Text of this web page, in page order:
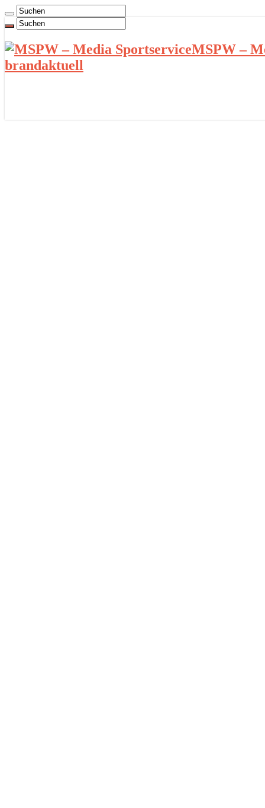
MSPW –
brandaktuell